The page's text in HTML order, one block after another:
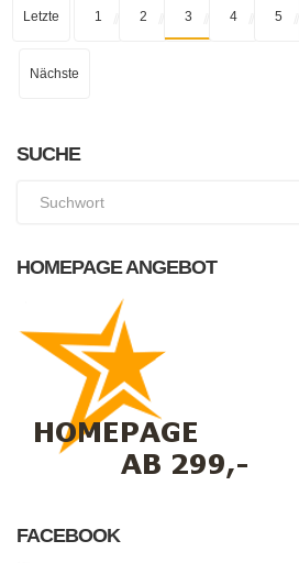
Letzte 1 2 3 4 5
Nächste
SUCHE
HOMEPAGE ANGEBOT
FACEBOOK